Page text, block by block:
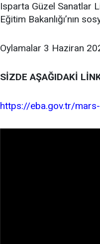
Isparta Güzel Sanatlar
Eğitim Bakanlığı’nın
Oylamalar 3 Haziran
SİZDE AŞAĞIDAKİ
https://eba.gov.tr/